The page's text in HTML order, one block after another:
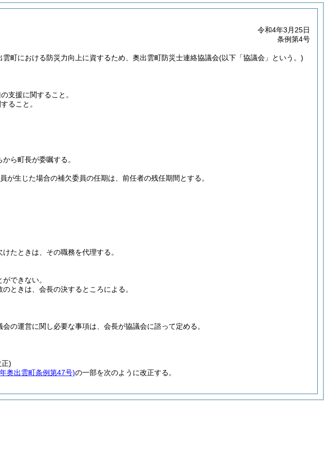
令和4年3月25日
条例第4号
町における防災力向上に資するため、奥出雲町防災士連絡協議会(以下「協議会」という。)
支援に関すること。
ること。
ら町長が委嘱する。
が生じた場合の補欠委員の任期は、前任者の残任期間とする。
たときは、その職務を代理する。
できない。
ときは、会長の決するところによる。
の運営に関し必要な事項は、会長が協議会に諮って定める。
)
奥出雲町条例第47号)の一部を次のように改正する。